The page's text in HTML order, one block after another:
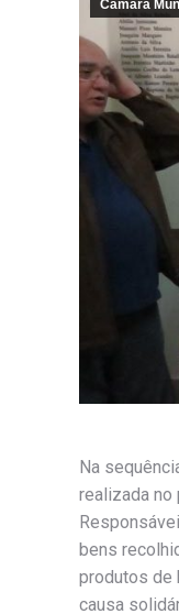
Câmara
Na
realizada no
bens
produtos de
causa